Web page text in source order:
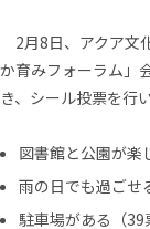
2月8日、アクア文
か育みフォーラム」
き、シール投票を行
図書館と公園が楽
雨の日でも過ごせ
駐車場がある（39